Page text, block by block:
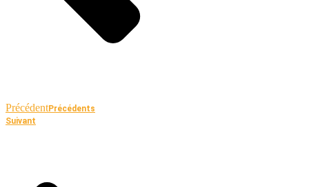
PrécédentPrécédents
Suivant